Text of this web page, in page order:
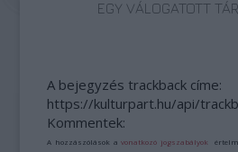
EGY VÁLOGATOTT
A bejegyzés trackback címe:
https://kulturpart.hu/api/
Kommentek:
A hozzászólások avonatkozó jogszabályok